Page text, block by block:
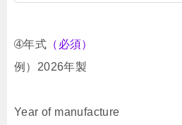
➃年式 （必須）
例）2026年製
Year of manufacture